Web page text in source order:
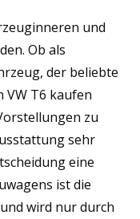
und
Ob als
der beliebte
VW T6 kaufen
zu
sehr
eine
ist die
wird nur durch